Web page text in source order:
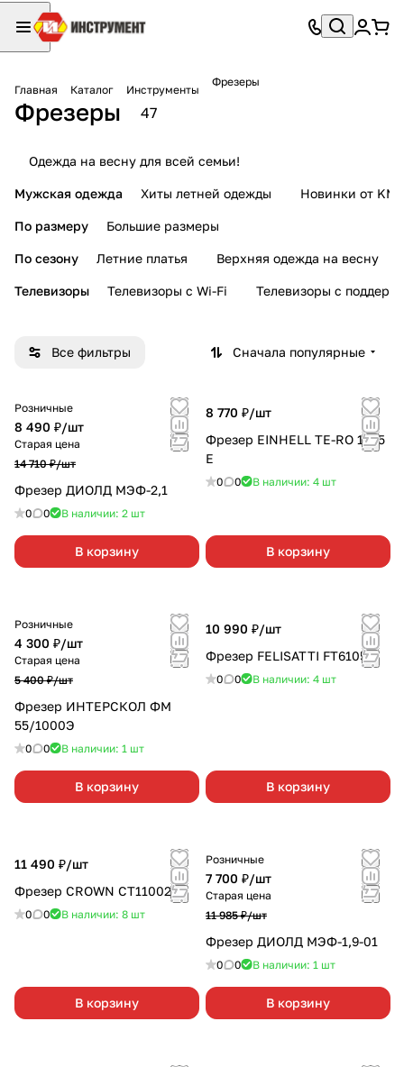
Главная Каталог Инструменты
Фрезеры
Фрезеры 47
Одежда на весну для всей семьи!
Мужская одежда Хиты летней одежды Новинки от KMI
По размеру Большие размеры
По сезону Летние платья Верхняя одежда на весну
Телевизоры Телевизоры с Wi-Fi Телевизоры с
Все фильтры Сначала популярные
Розничные
8 490 ₽/шт
Старая цена
14 710 ₽/шт
Фрезер ДИОЛД МЭФ-2,1
0 0 В наличии: 2 шт
В корзину
8 770 ₽/шт
Фрезер EINHELL TЕ-RO 1255
E
0 0 В наличии: 4 шт
В корзину
Розничные
4 300 ₽/шт
Старая цена
5 400 ₽/шт
Фрезер ИНТЕРСКОЛ ФМ
55/1000Э
0 0 В наличии: 1 шт
В корзину
10 990 ₽/шт
Фрезер FELISATTI FT6105
0 0 В наличии: 4 шт
В корзину
11 490 ₽/шт
Фрезер CROWN CT11002
0 0 В наличии: 8 шт
В корзину
Розничные
7 700 ₽/шт
Старая цена
11 985 ₽/шт
Фрезер ДИОЛД МЭФ-1,9-01
0 0 В наличии: 1 шт
В корзину